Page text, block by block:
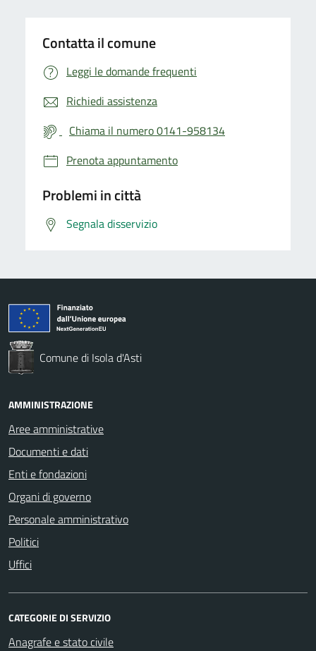
Contatta il comune
Leggi le domande frequenti
Richiedi assistenza
Chiama il numero 0141-958134
Prenota appuntamento
Problemi in città
Segnala disservizio
Comune di Isola d'Asti
AMMINISTRAZIONE
Aree amministrative
Documenti e dati
Enti e fondazioni
Organi di governo
Personale amministrativo
Politici
Uffici
CATEGORIE DI SERVIZIO
Anagrafe e stato civile